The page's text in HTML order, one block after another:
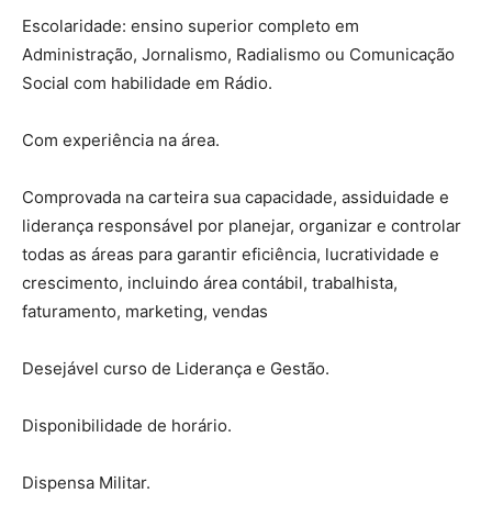
Escolaridade: ensino superior completo em
Administração, Jornalismo, Radialismo ou Comunicação
Social com habilidade em Rádio.
Com experiência na área.
Comprovada na carteira sua capacidade, assiduidade e
liderança responsável por planejar, organizar e controlar
todas as áreas para garantir eficiência, lucratividade e
crescimento, incluindo área contábil, trabalhista,
faturamento, marketing, vendas
Desejável curso de Liderança e Gestão.
Disponibilidade de horário.
Dispensa Militar.